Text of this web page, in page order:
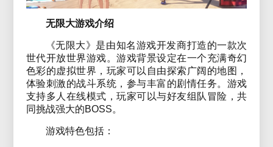
无限大游戏介绍
《无限大》是由知名游戏开发商打造的一款次
世代开放世界游戏。游戏背景设定在一个充满奇幻
色彩的虚拟世界，玩家可以自由探索广阔的地图，
体验刺激的战斗系统，参与丰富的剧情任务。游戏
支持多人在线模式，玩家可以与好友组队冒险，共
同挑战强大的BOSS。
游戏特色包括：